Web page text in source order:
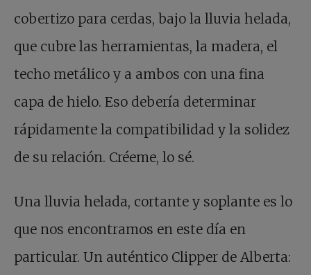
cobertizo para cerdas, bajo la lluvia helada,
que cubre las herramientas, la madera, el
techo metálico y a ambos con una fina
capa de hielo. Eso debería determinar
rápidamente la compatibilidad y la solidez
de su relación. Créeme, lo sé.
Una lluvia helada, cortante y soplante es lo
que nos encontramos en este día en
particular. Un auténtico Clipper de Alberta: